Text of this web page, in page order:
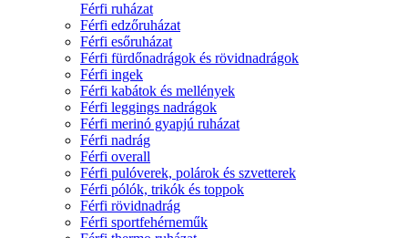
Férfi ruházat
Férfi edzőruházat
Férfi esőruházat
Férfi fürdőnadrágok és rövidnadrágok
Férfi ingek
Férfi kabátok és mellények
Férfi leggings nadrágok
Férfi merinó gyapjú ruházat
Férfi nadrág
Férfi overall
Férfi pulóverek, polárok és szvetterek
Férfi pólók, trikók és toppok
Férfi rövidnadrág
Férfi sportfehérneműk